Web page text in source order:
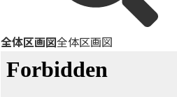
全体区画図全体区画図